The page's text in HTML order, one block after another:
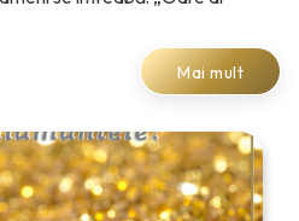
Mai mult